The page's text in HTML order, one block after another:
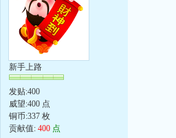
新手上路
发贴:400
威望:400 点
铜币:337 枚
贡献值: 400 点